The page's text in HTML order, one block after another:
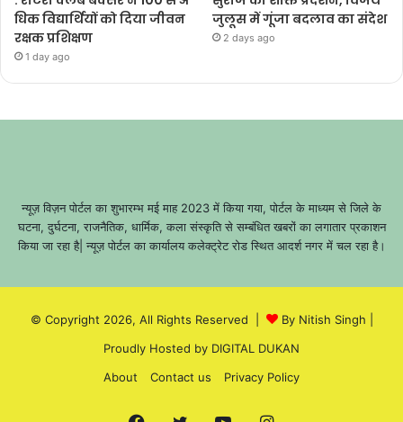
धिक विद्यार्थियों को दिया जीवन
रक्षक प्रशिक्षण
1 day ago
जुलूस में गूंजा बदलाव का संदेश
2 days ago
न्यूज़ विज़न पोर्टल का शुभारम्भ मई माह 2023 में किया गया, पोर्टल के माध्यम से जिले के
घटना, दुर्घटना, राजनैतिक, धार्मिक, कला संस्कृति से सम्बंधित खबरों का लगातार प्रकाशन
किया जा रहा है| न्यूज़ पोर्टल का कार्यालय कलेक्ट्रेट रोड स्थित आदर्श नगर में चल रहा है।
© Copyright 2026, All Rights Reserved | By Nitish Singh
Proudly Hosted by DIGITAL DUKAN
About
Contact us Privacy Policy